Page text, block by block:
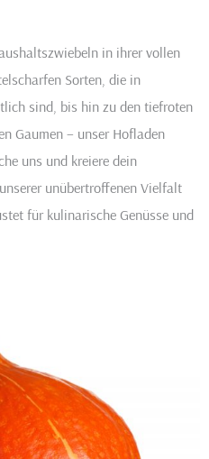
in ihrer vollen
Sorten, die in
sind, bis hin zu den tiefroten
Gaumen – unser Hofladen
uns und kreiere dein
unübertroffenen Vielfalt
für kulinarische Genüsse und